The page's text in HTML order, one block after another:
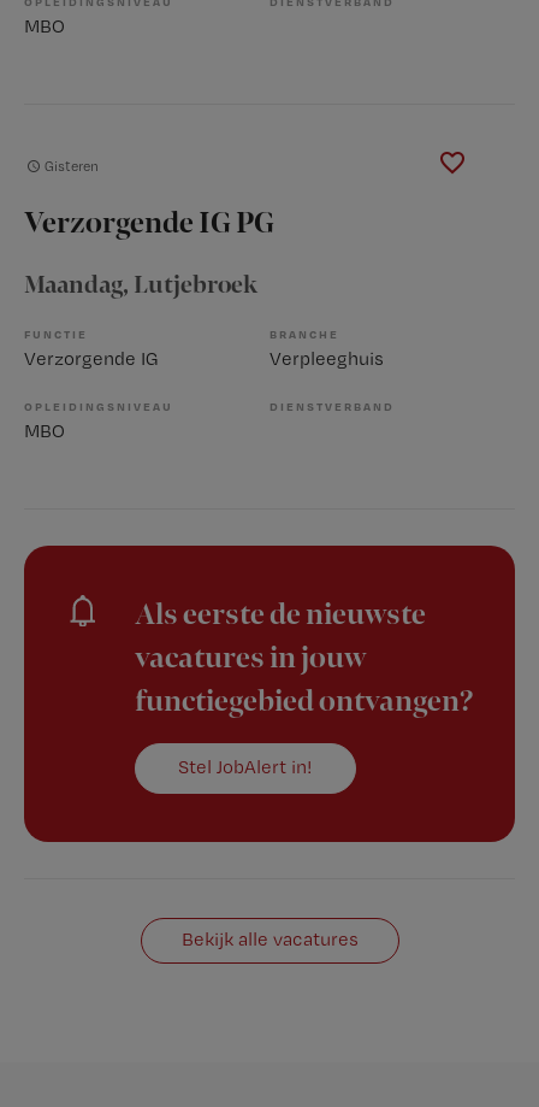
MBO
Gisteren
Verzorgende IG PG
Maandag, Lutjebroek
FUNCTIE
Verzorgende IG
BRANCHE
Verpleeghuis
OPLEIDINGSNIVEAU
MBO
DIENSTVERBAND
Als eerste de nieuwste
vacatures in jouw
functiegebied ontvangen?
Stel JobAlert in!
Bekijk alle vacatures